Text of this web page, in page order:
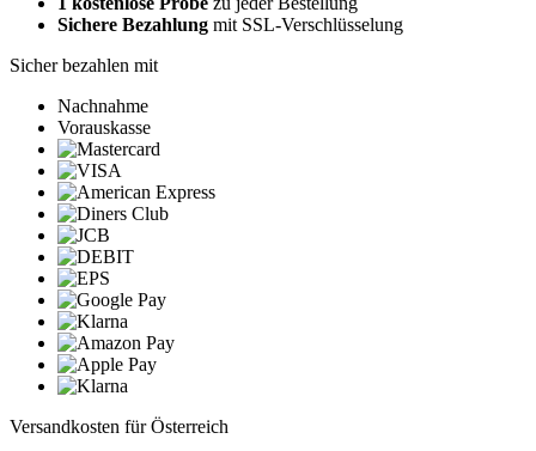
Sichere Bezahlung mit SSL-Verschlüsselung
Sicher bezahlen mit
Nachnahme
Vorauskasse
Versandkosten für Österreich